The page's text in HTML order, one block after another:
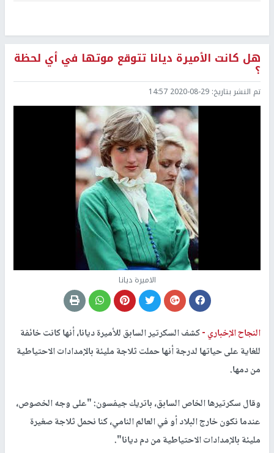
هل كانت الأميرة ديانا تتوقع موتها في أي لحظة
؟
تم النشر بتاريخ: 2020-08-29 14:57
الاميرة ديانا
النجاح الإخباري -كشف السكرتير السابق للأميرة ديانا، أنها كانت خائفة
للغاية على حياتها لدرجة أنها حملت ثلاجة مليئة بالإمدادات الاحتياطية
من دمها.
وقال سكرتيرها الخاص السابق، باتريك جيفسون: "على وجه الخصوص،
عندما نكون خارج البلاد أو في العالم النامي، كنا نحمل ثلاجة صغيرة
مليئة بالإمدادات الاحتياطية من دم ديانا".